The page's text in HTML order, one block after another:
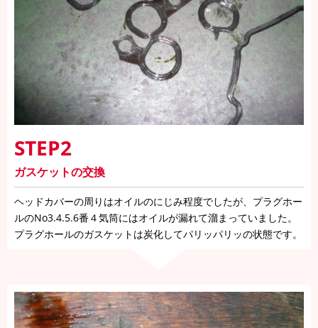
STEP2
ガスケットの交換
ヘッドカバーの周りはオイルのにじみ程度でしたが、プラグホー
ルのNo3.4.5.6番４気筒にはオイルが漏れて溜まっていました。
プラグホールのガスケットは炭化してパリッパリッの状態です。